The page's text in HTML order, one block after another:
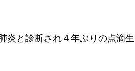
と診断され４年ぶりの点滴生